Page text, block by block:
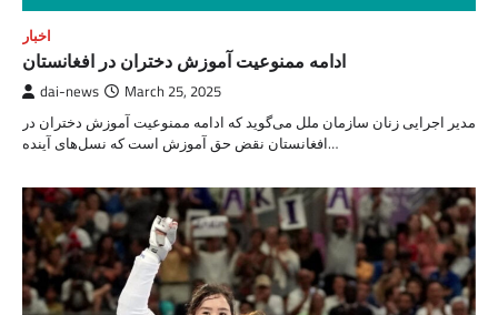
اخبار
ادامه ممنوعیت آموزش دختران در افغانستان
dai-news March 25, 2025
مدیر اجرایی زنان سازمان ملل می‌گوید که ادامه ممنوعیت آموزش دختران در
افغانستان نقض حق آموزش است که نسل‌های آینده…